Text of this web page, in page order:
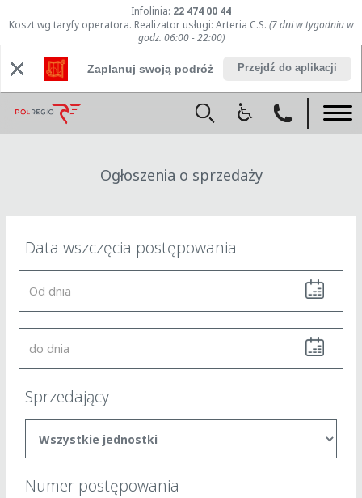
Infolinia: 22 474 00 44
Koszt wg taryfy operatora. Realizator usługi: Arteria C.S. (7 dni w tygodniu w
godz. 06:00 - 22:00)
Zaplanuj swoją podróż Przejdź do aplikacji
Ogłoszenia o sprzedaży
Data wszczęcia postępowania
Sprzedający
Numer postępowania